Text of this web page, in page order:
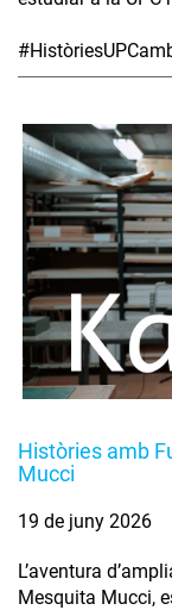
Històries amb
Mucci
19 de juny 2026
L’aventura
Mesquita Mucci,